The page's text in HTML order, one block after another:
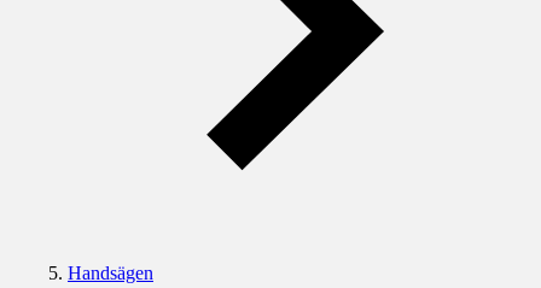
Handsägen